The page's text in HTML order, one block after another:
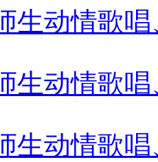
生动情歌
生动情歌
生动情歌